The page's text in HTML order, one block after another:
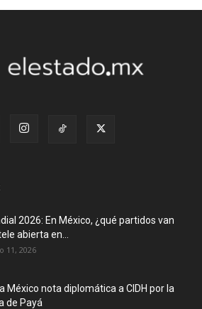
2026: En México, ¿qué partidos van
abierta en...
11, 2026
México nota diplomática a CIDH por la
de Payá